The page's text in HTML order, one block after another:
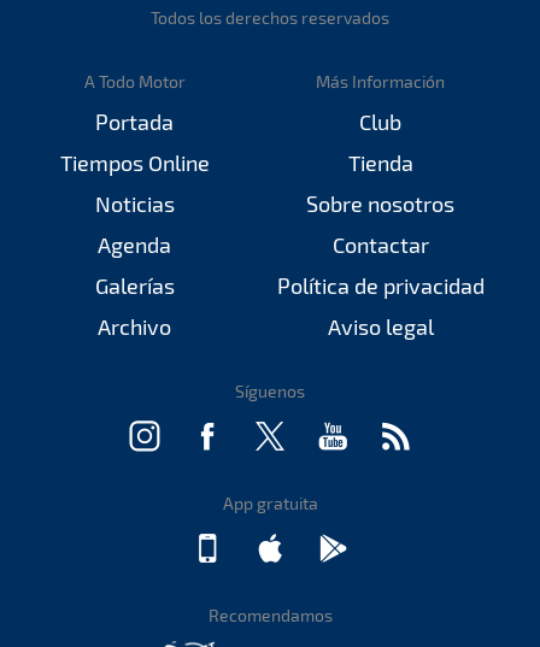
Todos los derechos reservados
A Todo Motor
Portada
Tiempos Online
Noticias
Agenda
Galerías
Archivo
Más Información
Club
Tienda
Sobre nosotros
Contactar
Política de privacidad
Aviso legal
Síguenos
App gratuita
Recomendamos